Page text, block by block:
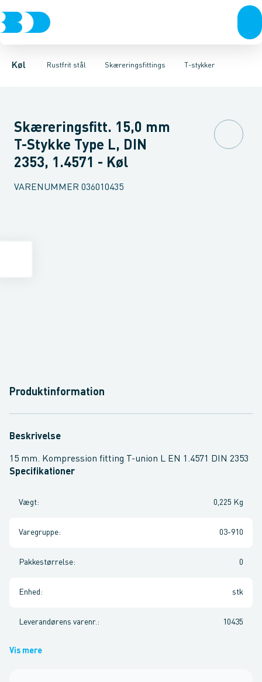
Køl Rustfrit stål
Kompressorer Kondenseringsaggregater Fordampere
Skæreringsfittings
SvejsefittingsGevindfittings & rørSkæreringsfittings
T-stykker
Vinkler Unioner T-stykkerOvergange med nippelKryds
Skæreringsfitt. 15,0 mm
T-Stykke Type L, DIN
2353, 1.4571 - Køl
VARENUMMER 036010435
Produktinformation
Beskrivelse
15 mm. Kompression fitting T-union L EN 1.4571 DIN 2353
Specifikationer
Vægt: 0,225 Kg
Varegruppe: 03-910
Pakkestørrelse: 0
Enhed : stk
Leverandørens varenr. : 10435
Vis mere